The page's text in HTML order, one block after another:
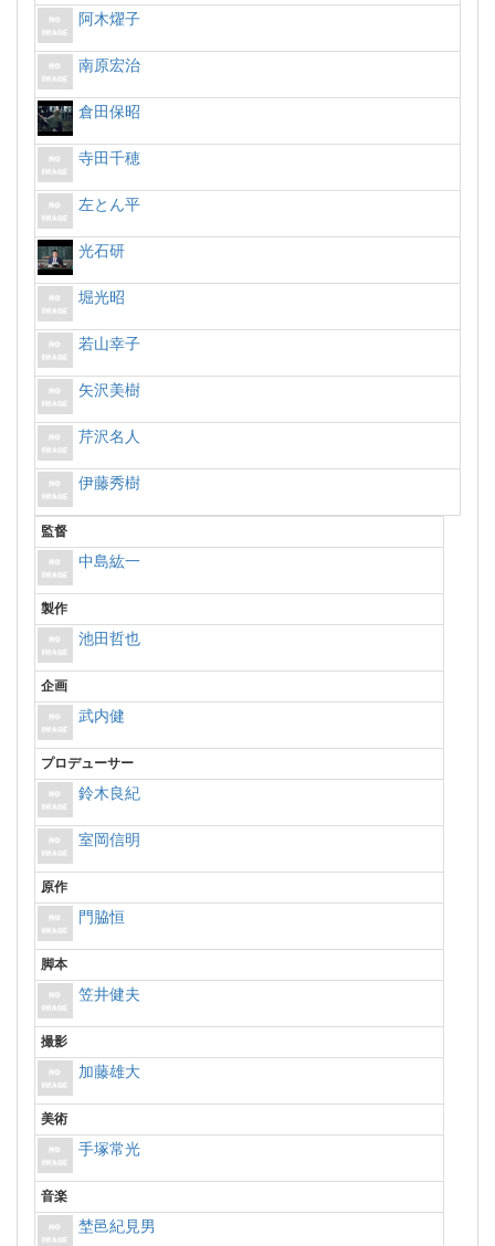
阿木燿子
南原宏治
倉田保昭
寺田千穂
左とん平
光石研
堀光昭
若山幸子
矢沢美樹
芹沢名人
伊藤秀樹
監督
中島紘一
製作
池田哲也
企画
武内健
プロデューサー
鈴木良紀
室岡信明
原作
門脇恒
脚本
笠井健夫
撮影
加藤雄大
美術
手塚常光
音楽
埜邑紀見男